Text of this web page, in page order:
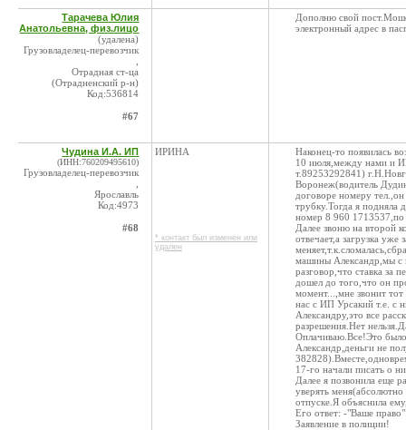
Тарачева Юлия
Анатольевна, физ.лицо
(удалена)
Грузовладелец-перевозчик
Отрадная ст-ца
(Отрадненский р-н)
Код:536814
#67
Дополню свой
электронный адрес в
Чудина И.А. ИП
(ИНН:760209495610)
Грузовладелец-перевозчик
Ярославль
Код:4973
#68
ИРИНА
* контакт был изменен или
удален
Наконец-то появилась
10 июля,между нами и
т.89253292841)
Воронеж(водитель
договоре номеру
трубку.Тогда я
номер 8 960 1713537,по
Далее звоню на второй
отвечает,а загрузка
машины Александр,мы с
разговор,что ставка за
дошел до того,что он
момент...,мне звонит
нас с ИП Урсакий т.е. с
Александру,это все
разрешения.Нет
Оплачиваю.Все!Это
Александр,деньги не
17-го начали писать о
Далее я позвонила еще
уверять
отпуске.Я объяснила
Его ответ: -"Ваше
Заявление в полиции!